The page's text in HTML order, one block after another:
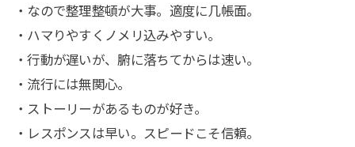
・なので整理整頓が大事。適度に几帳面。
・ハマりやすくノメリ込みやすい。
・行動が遅いが、腑に落ちてからは速い。
・流行には無関心。
・ストーリーがあるものが好き。
・レスポンスは早い。スピードこそ信頼。